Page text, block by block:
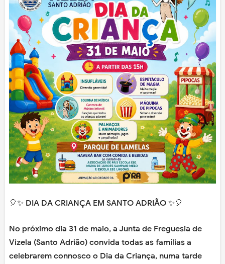
🎈✨ DIA DA CRIANÇA EM SANTO ADRIÃO ✨🎈
No próximo dia 31 de maio, a Junta de Freguesia de
Vizela (Santo Adrião) convida todas as famílias a
celebrarem connosco o Dia da Criança, numa tarde